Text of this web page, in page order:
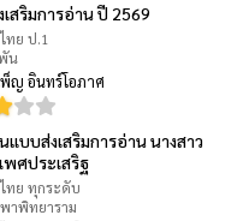
เสริมการอ่าน ปี 2569
ทย ป.1
น
พ็ญ อินทร์โอภาศ
แบบส่งเสริมการอ่าน นางสาว
พศประเสริฐ
ทย ทุกระดับ
าพิทยาราม